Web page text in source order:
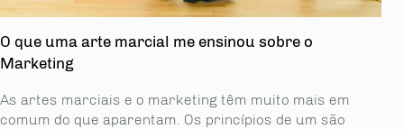
O que uma arte marcial me ensinou sobre o
Marketing
As artes marciais e o marketing têm muito mais em
comum do que aparentam. Os princípios de um são